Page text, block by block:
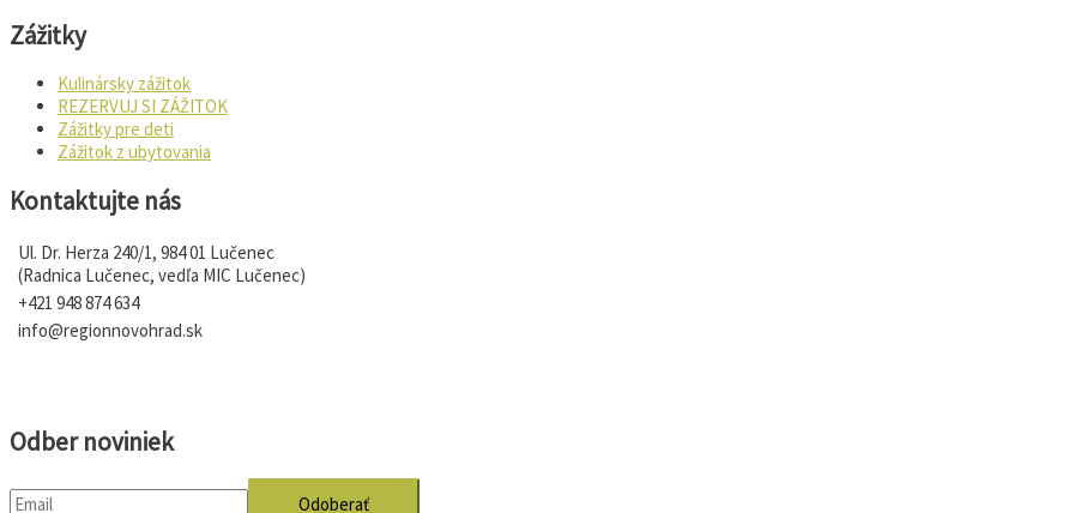
Zážitky
Kulinársky zážitok
REZERVUJ SI ZÁŽITOK
Zážitky pre deti
Zážitok z ubytovania
Kontaktujte nás
Ul. Dr. Herza 240/1, 984 01 Lučenec
(Radnica Lučenec, vedľa MIC Lučenec)
+421 948 874 634
info@regionnovohrad.sk
Odber noviniek